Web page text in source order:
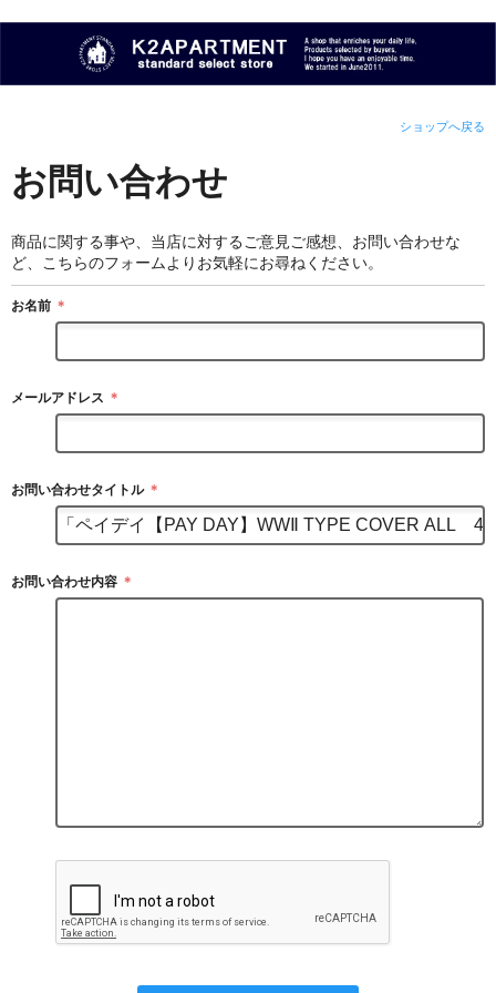
ショップへ戻る
お問い合わせ
商品に関する事や、当店に対するご意見ご感想、お問い合わせな
ど、こちらのフォームよりお気軽にお尋ねください。
お名前 ＊
メールアドレス ＊
お問い合わせタイトル ＊
お問い合わせ内容 ＊